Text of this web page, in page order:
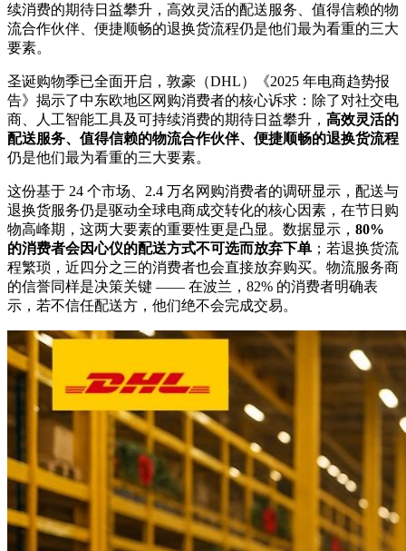
续消费的期待日益攀升，高效灵活的配送服务、值得信赖的物
流合作伙伴、便捷顺畅的退换货流程仍是他们最为看重的三大
要素。
圣诞购物季已全面开启，敦豪（DHL）《2025 年电商趋势报
告》揭示了中东欧地区网购消费者的核心诉求：除了对社交电
商、人工智能工具及可持续消费的期待日益攀升， 高效灵活的
配送服务、值得信赖的物流合作伙伴、便捷顺畅的退换货流程
仍是他们最为看重的三大要素。
这份基于 24 个市场、2.4 万名网购消费者的调研显示，配送与
退换货服务仍是驱动全球电商成交转化的核心因素，在节日购
物高峰期，这两大要素的重要性更是凸显。数据显示， 80%
的消费者会因心仪的配送方式不可选而放弃下单 ；若退换货流
程繁琐，近四分之三的消费者也会直接放弃购买。物流服务商
的信誉同样是决策关键 —— 在波兰，82% 的消费者明确表
示，若不信任配送方，他们绝不会完成交易。